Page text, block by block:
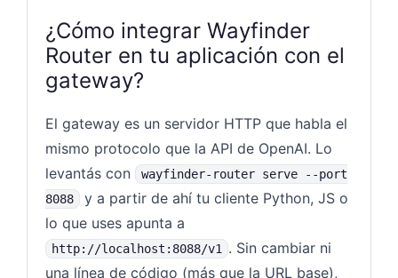
¿Cómo integrar Wayfinder
Router en tu aplicación con el
gateway?
El gateway es un servidor HTTP que habla el
mismo protocolo que la API de OpenAI. Lo
levantás con
wayfinder-router serve --port
8088
y a partir de ahí tu cliente Python, JS o
lo que uses apunta a
http://localhost:8088/v1
. Sin cambiar ni
una línea de código (más que la URL base),